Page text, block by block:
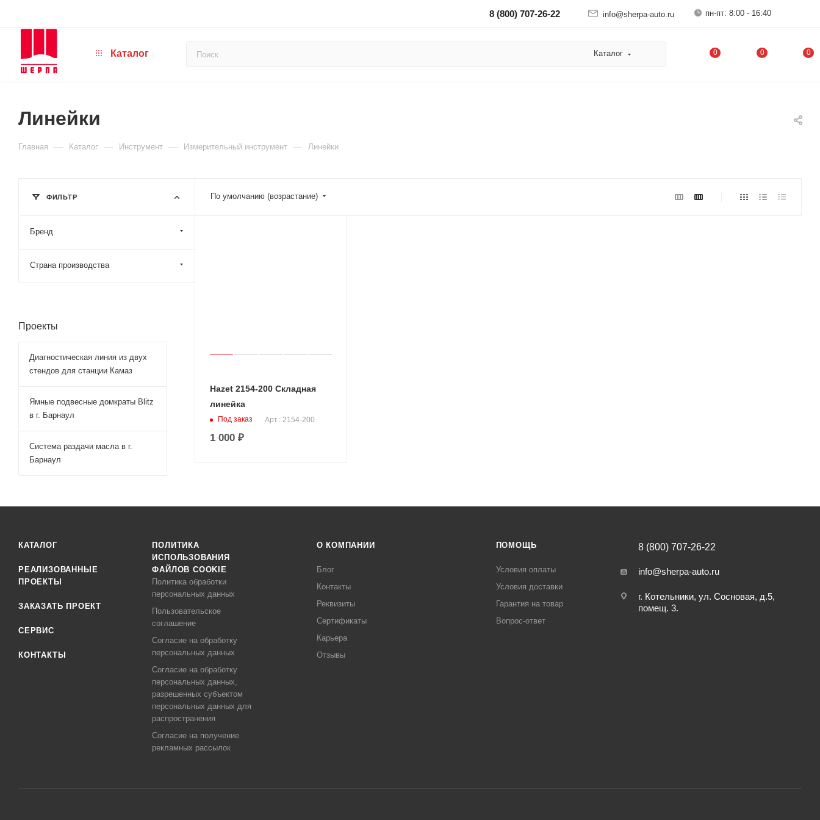
8 (800) 707-26-22 info@sherpa-auto.ru пн-пт: 8:00 - 16:40
Каталог Каталог 0 0 0
Линейки
Главная — Каталог — Инструмент — Измерительный инструмент — Линейки
По умолчанию (возрастание)
Hazet 2154-200 Складная
линейка
Под заказ Арт.: 2154-200
1 000 ₽
ФИЛЬТР
Бренд
Страна производства
Проекты
Диагностическая линия из двух
стендов для станции Камаз
Ямные подвесные домкраты Blitz
в г. Барнаул
Система раздачи масла в г.
Барнаул
КАТАЛОГ
РЕАЛИЗОВАННЫЕ
ПРОЕКТЫ
ЗАКАЗАТЬ ПРОЕКТ
СЕРВИС
КОНТАКТЫ
ПОЛИТИКА
ИСПОЛЬЗОВАНИЯ
ФАЙЛОВ COOKIE
Политика обработки
персональных данных
Пользовательское
соглашение
Согласие на обработку
персональных данных
Согласие на обработку
персональных данных,
разрешенных субъектом
персональных данных для
распространения
Согласие на получение
рекламных рассылок
О КОМПАНИИ
Блог
Контакты
Реквизиты
Сертификаты
Карьера
Отзывы
ПОМОЩЬ
Условия оплаты
Условия доставки
Гарантия на товар
Вопрос-ответ
8 (800) 707-26-22
info@sherpa-auto.ru
г. Котельники, ул. Сосновая, д.5,
помещ. 3.